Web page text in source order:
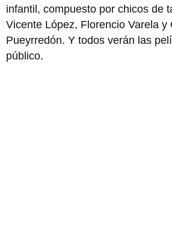
infantil, compuesto por chicos de
Vicente López, Florencio Varela y
Pueyrredón. Y todos verán las
público.